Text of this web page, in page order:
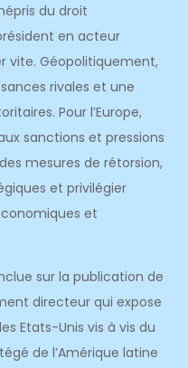
du droit
en acteur
vite. Géopolitiquement,
rivales et une
Pour l’Europe,
sanctions et pressions
mesures de rétorsion,
et privilégier
et
sur la publication de
directeur qui expose
Etats-Unis vis à vis du
de l’Amérique latine